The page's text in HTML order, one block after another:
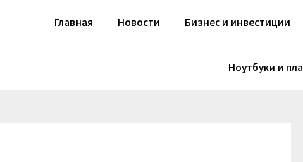
Главная Новости Бизнес и инвестиции
Ноутбуки и